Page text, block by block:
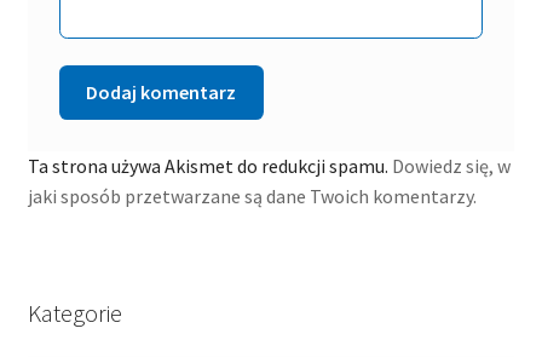
Ta strona używa Akismet do redukcji spamu. Dowiedz się, w
jaki sposób przetwarzane są dane Twoich komentarzy.
Kategorie